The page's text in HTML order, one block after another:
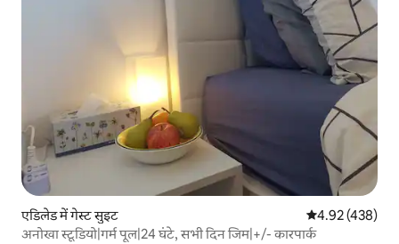
एडिलेड में गेस्ट सुइट औसत रेटिंग 5 में से
4.92 (438)
अनोखा स्टूडियो|गर्म पूल|24 घंटे, सभी दिन जिम|+/- कारपार्क